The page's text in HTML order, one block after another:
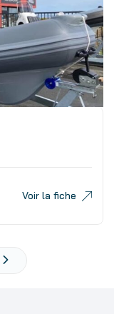
Voir la fiche